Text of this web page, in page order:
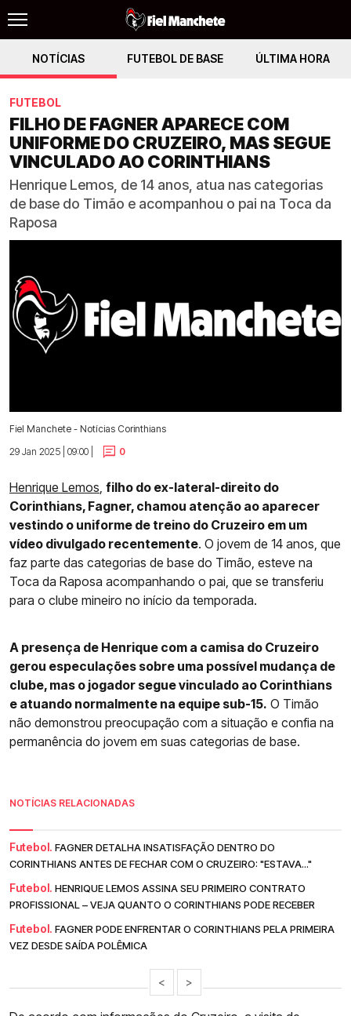
NOTÍCIAS FUTEBOL DE BASE ÚLTIMA HORA
FUTEBOL
FILHO DE FAGNER APARECE COM
UNIFORME DO CRUZEIRO, MAS SEGUE
VINCULADO AO CORINTHIANS
Henrique Lemos, de 14 anos, atua nas categorias
de base do Timão e acompanhou o pai na Toca da
Raposa
Fiel Manchete - Notícias Corinthians
29 Jan 2025 | 09:00 |
0
Henrique Lemos, filho do ex-lateral-direito do
Corinthians, Fagner, chamou atenção ao aparecer
vestindo o uniforme de treino do Cruzeiro em um
vídeo divulgado recentemente. O jovem de 14 anos, que
faz parte das categorias de base do Timão, esteve na
Toca da Raposa acompanhando o pai, que se transferiu
para o clube mineiro no início da temporada.
A presença de Henrique com a camisa do Cruzeiro
gerou especulações sobre uma possível mudança de
clube, mas o jogador segue vinculado ao Corinthians
e atuando normalmente na equipe sub-15. O Timão
não demonstrou preocupação com a situação e confia na
permanência do jovem em suas categorias de base.
NOTÍCIAS RELACIONADAS
Futebol. FAGNER DETALHA INSATISFAÇÃO DENTRO DO
CORINTHIANS ANTES DE FECHAR COM O CRUZEIRO: "ESTAVA..."
Futebol. HENRIQUE LEMOS ASSINA SEU PRIMEIRO CONTRATO
PROFISSIONAL – VEJA QUANTO O CORINTHIANS PODE RECEBER
Futebol. FAGNER PODE ENFRENTAR O CORINTHIANS PELA PRIMEIRA
VEZ DESDE SAÍDA POLÊMICA
< >